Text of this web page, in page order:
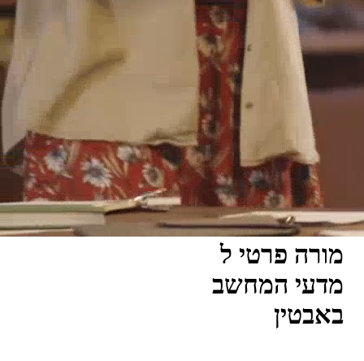
מורה פרטי ל
מדעי המחשב
באבטין